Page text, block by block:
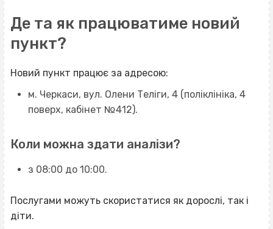
Де та як працюватиме новий
пункт?
Новий пункт працює за адресою:
м. Черкаси, вул. Олени Теліги, 4 (поліклініка, 4
поверх, кабінет №412).
Коли можна здати аналізи?
з 08:00 до 10:00.
Послугами можуть скористатися як дорослі, так і
діти.